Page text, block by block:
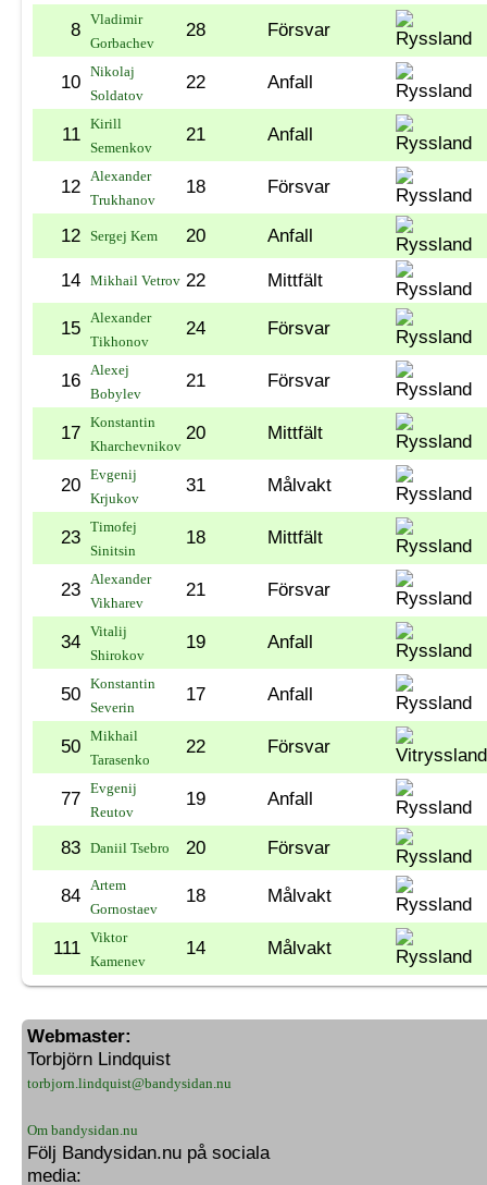
8
Vladimir
Gorbachev
28 Försvar
10
Nikolaj
Soldatov
22 Anfall
11
Kirill
Semenkov
21 Anfall
12
Alexander
Trukhanov
18 Försvar
12 Sergej Kem 20 Anfall
14 Mikhail Vetrov 22 Mittfält
15
Alexander
Tikhonov
24 Försvar
16
Alexej
Bobylev
21 Försvar
17
Konstantin
Kharchevnikov
20 Mittfält
20
Evgenij
Krjukov
31 Målvakt
23
Timofej
Sinitsin
18 Mittfält
23
Alexander
Vikharev
21 Försvar
34
Vitalij
Shirokov
19 Anfall
50
Konstantin
Severin
17 Anfall
50
Mikhail
Tarasenko
22 Försvar
77
Evgenij
Reutov
19 Anfall
83 Daniil Tsebro 20 Försvar
84
Artem
Gornostaev
18 Målvakt
111
Viktor
Kamenev
14 Målvakt
Webmaster:
Torbjörn Lindquist
torbjorn.lindquist@bandysidan.nu
Om bandysidan.nu
Följ Bandysidan.nu på sociala
media: